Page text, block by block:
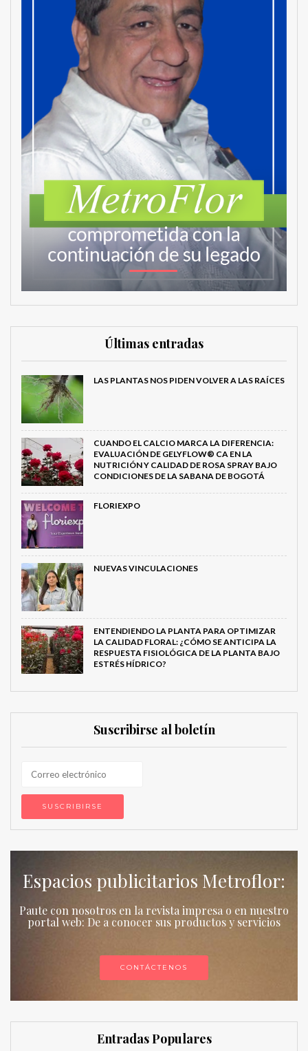
Últimas entradas
LAS PLANTAS NOS PIDEN VOLVER A LAS RAÍCES
CUANDO EL CALCIO MARCA LA DIFERENCIA:
EVALUACIÓN DE GELYFLOW® CA EN LA
NUTRICIÓN Y CALIDAD DE ROSA SPRAY BAJO
CONDICIONES DE LA SABANA DE BOGOTÁ
FLORIEXPO
NUEVAS VINCULACIONES
ENTENDIENDO LA PLANTA PARA OPTIMIZAR
LA CALIDAD FLORAL: ¿CÓMO SE ANTICIPA LA
RESPUESTA FISIOLÓGICA DE LA PLANTA BAJO
ESTRÉS HÍDRICO?
Suscribirse al boletín
Espacios publicitarios Metroflor:
Paute con nosotros en la revista impresa o en nuestro
portal web: De a conocer sus productos y servicios
CONTÁCTENOS
Entradas Populares